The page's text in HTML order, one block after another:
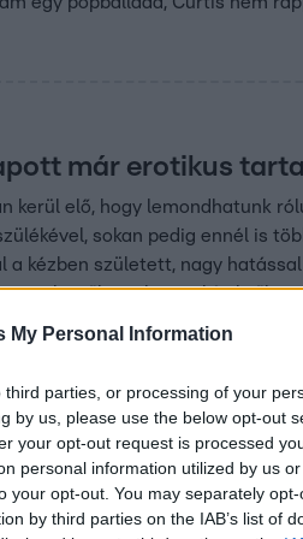
My Personal Information
parties, or processing of your
by us, please use the below opt-out
your opt-out request is processed
personal information utilized by us
your opt-out. You may separately
by third parties on the IAB’s list of
már erotikus
kerül elő, hogy lemondhatunk
sokan pedig ennél is
kézben született, nagy
e őket a hamis hírek, ők
A Reggeli stúdiójában erről
hollywoodi
sztárokat sem kíméli és
drogfüggősége miatt